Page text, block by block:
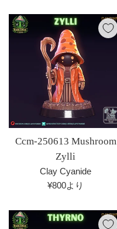
価
格
Ccm-250613 Mushroom
Zylli
Clay Cyanide
¥800より